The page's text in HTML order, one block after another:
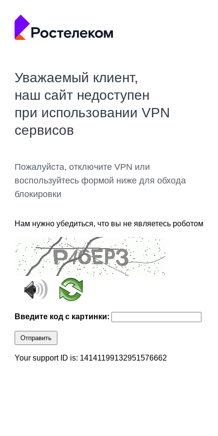
Уважаемый клиент,
наш сайт недоступен
при использовании VPN
сервисов
Пожалуйста, отключите VPN или
воспользуйтесь формой ниже для обхода
блокировки
Нам нужно убедиться, что вы не являетесь роботом
Введите код с картинки:
Отправить
Your support ID is: 14141199132951576662